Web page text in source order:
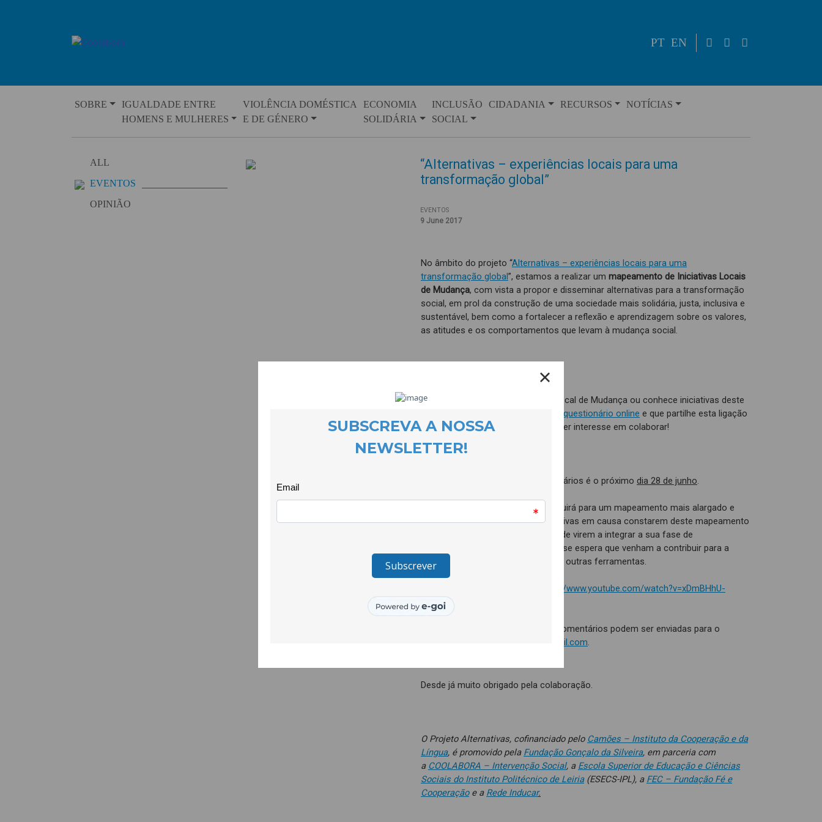
PT EN
SOBRE
IGUALDADE ENTRE
HOMENS E MULHERES
VIOLÊNCIA DOMÉSTICA
E DE GÉNERO
ECONOMIA
SOLIDÁRIA
INCLUSÃO
SOCIAL
CIDADANIA RECURSOS NOTÍCIAS
ALL
EVENTOS
OPINIÃO
“Alternativas – experiências locais para uma
transformação global”
EVENTOS
9 June 2017
No âmbito do projeto “Alternativas – experiências locais para uma
transformação global”, estamos a realizar um mapeamento de Iniciativas Locais
de Mudança, com vista a propor e disseminar alternativas para a transformação
social, em prol da construção de uma sociedade mais solidária, justa, inclusiva e
sustentável, bem como a fortalecer a reflexão e aprendizagem sobre os valores,
as atitudes e os comportamentos que levam à mudança social.
Se participa em alguma Iniciativa Local de Mudança ou conhece iniciativas deste
questionário online e que partilhe esta ligação
com outras pessoas que possam ter interesse em colaborar!
O prazo para receção dos questionários é o próximo dia 28 de junho.
contribuirá para um mapeamento mais alargado e
compreensivo, permitindo às iniciativas em causa constarem deste mapeamento
e oferecendo-lhes a oportunidade de virem a integrar a sua fase de
aprofundamento, cujos resultados se espera que venham a contribuir para a
criação de recursos pedagógicos e outras ferramentas.
https://www.youtube.com/watch?v=xDmBHhU-
0BY&feature=youtu.be
Quaisquer dúvidas, sugestões ou comentários podem ser enviadas para o
alternativas.projeto@gmail.com.
Desde já muito obrigado pela colaboração.
O Projeto Alternativas, cofinanciado pelo Camões – Instituto da Cooperação e da
Língua, é promovido pela Fundação Gonçalo da Silveira, em parceria com
a COOLABORA – Intervenção Social, a Escola Superior de Educação e Ciências
Sociais do Instituto Politécnico de Leiria(ESECS-IPL), a FEC – Fundação Fé e
Cooperaçãoe a Rede Inducar.